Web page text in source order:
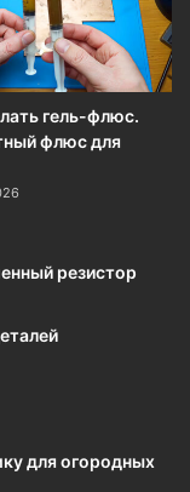
гель-флюс.
флюс для
резистор
для огородных